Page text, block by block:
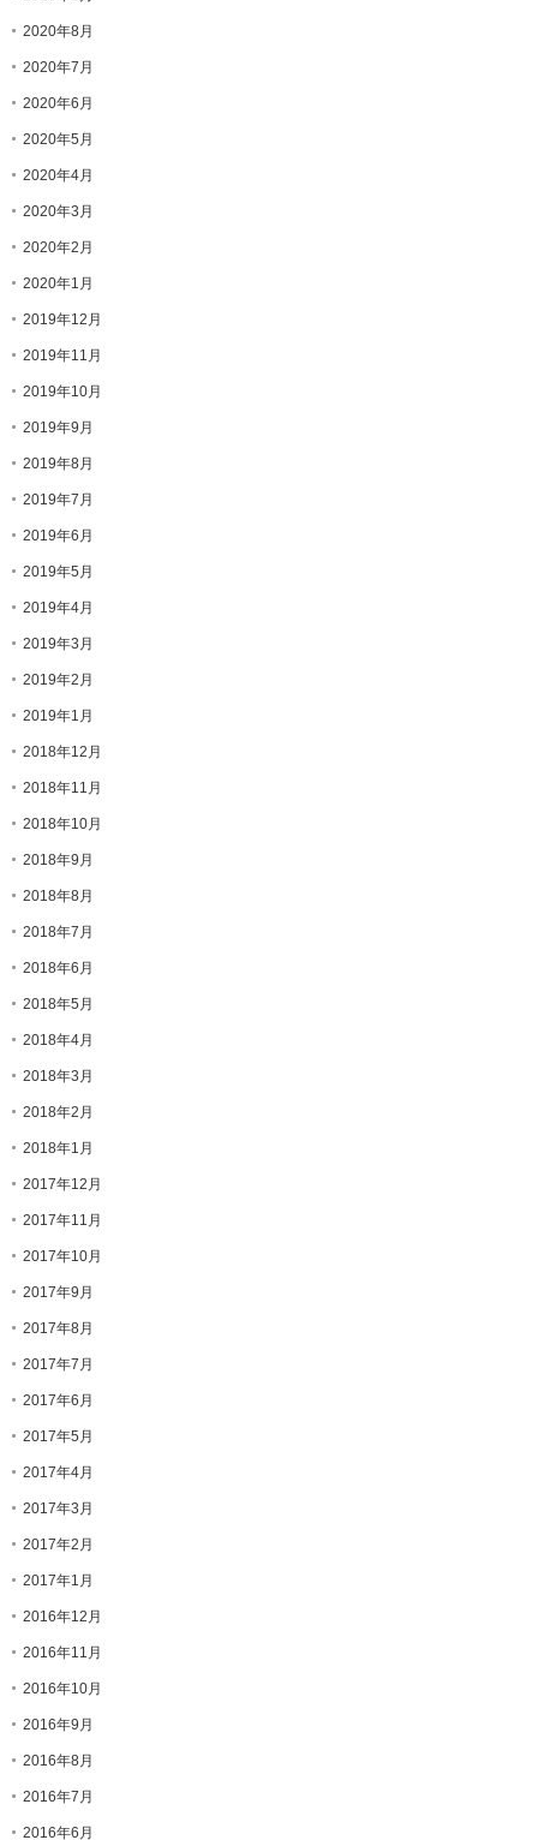
2020年8月
2020年7月
2020年6月
2020年5月
2020年4月
2020年3月
2020年2月
2020年1月
2019年12月
2019年11月
2019年10月
2019年9月
2019年8月
2019年7月
2019年6月
2019年5月
2019年4月
2019年3月
2019年2月
2019年1月
2018年12月
2018年11月
2018年10月
2018年9月
2018年8月
2018年7月
2018年6月
2018年5月
2018年4月
2018年3月
2018年2月
2018年1月
2017年12月
2017年11月
2017年10月
2017年9月
2017年8月
2017年7月
2017年6月
2017年5月
2017年4月
2017年3月
2017年2月
2017年1月
2016年12月
2016年11月
2016年10月
2016年9月
2016年8月
2016年7月
2016年6月